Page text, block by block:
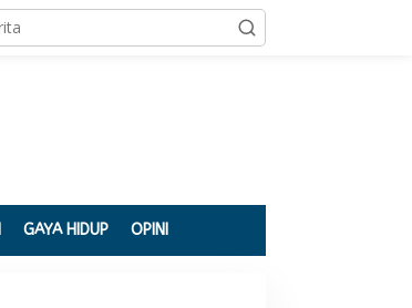
GAYA HIDUP OPINI